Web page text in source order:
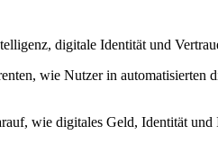
digitale Identität und
wie Nutzer in automatisierten
wie digitales Geld, Identität